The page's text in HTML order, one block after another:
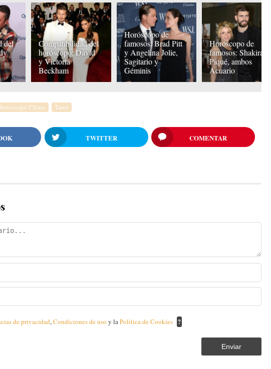
del
Compatibilidad del
horóscopo: David
y Victoria
Beckham
Horóscopo de
famosos: Brad Pitt
y Angelina Jolie,
Sagitario y
Géminis
Horóscopo de
famosos: Shakira y
Piqué, ambos
Acuario
Chino Tarot
TWITTER COMENTAR
de privacidad,Condiciones de usoy laPolítica de Cookies ?
Enviar